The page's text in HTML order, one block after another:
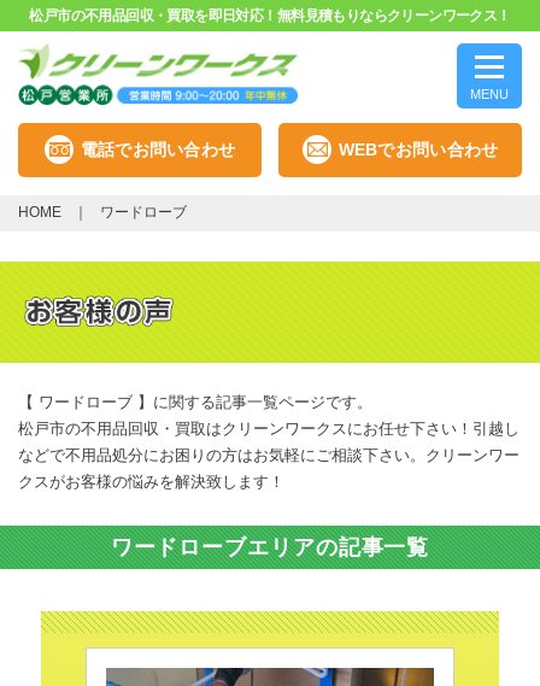
松戸市の不用品回収・買取を即日対応！無料見積もりならクリーンワークス！
MENU
電話でお問い合わせ WEBでお問い合わせ
HOME ワードローブ
【 ワードローブ 】に関する記事一覧ページです。
松戸市の不用品回収・買取はクリーンワークスにお任せ下さい！引越し
などで不用品処分にお困りの方はお気軽にご相談下さい。クリーンワー
クスがお客様の悩みを解決致します！
ワードローブエリアの記事一覧